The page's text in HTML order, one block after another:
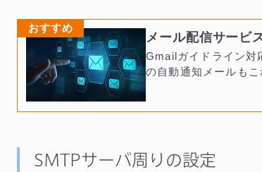
おすすめ
メール配信サービ
Gmailガイドライン対
の自動通知メールもこ
SMTPサーバ周りの設定